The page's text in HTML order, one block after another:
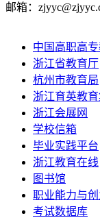
邮箱：
中国高职高专
浙江省教育厅
杭州市教育局
浙江育英教育
浙江会展网
学校信箱
毕业实践平台
浙江教育在线
图书馆
职业能力与
考试数据库